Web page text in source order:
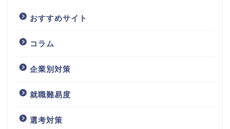
おすすめサイト
コラム
企業別対策
就職難易度
選考対策